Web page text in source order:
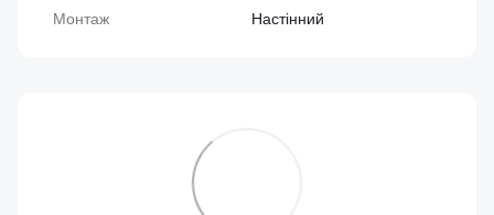
Монтаж Настінний